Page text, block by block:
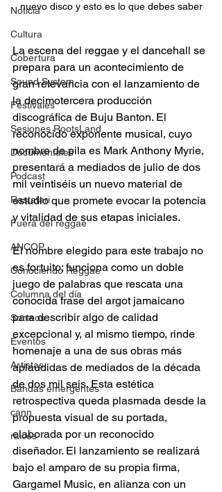
Noticia
Cultura
Cobertura
Sound System
Festivales
Sesiones RootsLand
Documentales
Podcast
Rastafari
Fuera del reggae
ANCOP
Conociendo Reggae
Columna del día
Sorteos
Eventos
Artistas
Bandas emergentes
cann
raices
nuevo disco y esto es lo que debes saber
La escena del reggae y el dancehall se
prepara para un acontecimiento de
gran relevancia con el lanzamiento de
la decimotercera producción
discográfica de Buju Banton. El
reconocido exponente musical, cuyo
nombre de pila es Mark Anthony Myrie,
presentará a mediados de julio de dos
mil veintiséis un nuevo material de
estudio que promete evocar la potencia
y vitalidad de sus etapas iniciales.
El nombre elegido para este trabajo no
es fortuito; funciona como un doble
juego de palabras que rescata una
conocida frase del argot jamaicano
para describir algo de calidad
excepcional y, al mismo tiempo, rinde
homenaje a una de sus obras más
aplaudidas de mediados de la década
de dos mil seis. Esta estética
retrospectiva queda plasmada desde la
propuesta visual de su portada,
elaborada por un reconocido
diseñador. El lanzamiento se realizará
bajo el amparo de su propia firma,
Gargamel Music, en alianza con un